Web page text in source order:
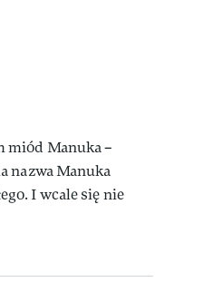
miód Manuka –
nazwa Manuka
I wcale się nie